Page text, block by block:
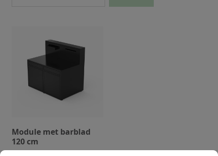
Module met barblad
120 cm